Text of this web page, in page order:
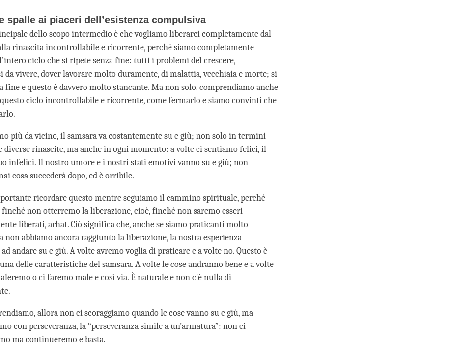
spalle ai piaceri dell’esistenza compulsiva
dello scopo intermedio è che vogliamo liberarci completamente dal
rinascita incontrollabile e ricorrente, perché siamo completamente
ciclo che si ripete senza fine: tutti i problemi del crescere,
da vivere, dover lavorare molto duramente, di malattia, vecchiaia e morte; si
fine e questo è davvero molto stancante. Ma non solo, comprendiamo anche
questo ciclo incontrollabile e ricorrente, come fermarlo e siamo convinti che
più da vicino, il samsara va costantemente su e giù; non solo in termini
diverse rinascite, ma anche in ogni momento: a volte ci sentiamo felici, il
infelici. Il nostro umore e i nostri stati emotivi vanno su e giù; non
cosa succederà dopo, ed è orribile.
ricordare questo mentre seguiamo il cammino spirituale, perché
non otterremo la liberazione, cioè, finché non saremo esseri
liberati, arhat. Ciò significa che, anche se siamo praticanti molto
non abbiamo ancora raggiunto la liberazione, la nostra esperienza
andare su e giù. A volte avremo voglia di praticare e a volte no. Questo è
delle caratteristiche del samsara. A volte le cose andranno bene e a volte
o ci faremo male e così via. È naturale e non c’è nulla di
allora non ci scoraggiamo quando le cose vanno su e giù, ma
con perseveranza, la “perseveranza simile a un’armatura”: non ci
ma continueremo e basta.